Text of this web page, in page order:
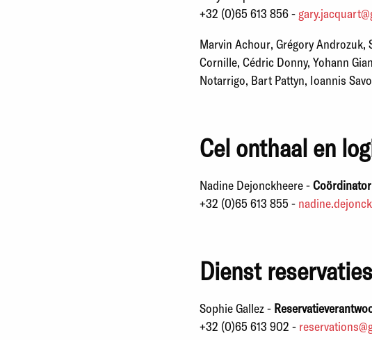
+32 (0)65 613 856 -
Marvin Achour, Grégory Androzuk,
Cornille, Cédric Donny, Yohann
Notarrigo, Bart Pattyn, Ioannis
Cel onthaal en
Nadine Dejonckheere -Coördinator
+32 (0)65 613 855 -
Dienst reservaties
Sophie Gallez -
+32 (0)65 613 902 -